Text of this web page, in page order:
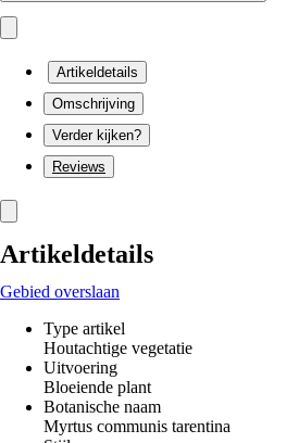
Artikeldetails
Omschrijving
Verder kijken?
Reviews
Artikeldetails
Gebied overslaan
Type artikel
Houtachtige vegetatie
Uitvoering
Bloeiende plant
Botanische naam
Myrtus communis tarentina